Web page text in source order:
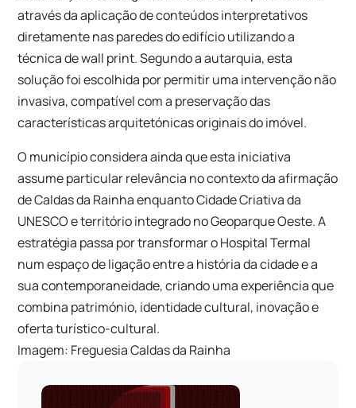
através da aplicação de conteúdos interpretativos
diretamente nas paredes do edifício utilizando a
técnica de wall print. Segundo a autarquia, esta
solução foi escolhida por permitir uma intervenção não
invasiva, compatível com a preservação das
características arquitetónicas originais do imóvel.
O município considera ainda que esta iniciativa
assume particular relevância no contexto da afirmação
de Caldas da Rainha enquanto Cidade Criativa da
UNESCO e território integrado no Geoparque Oeste. A
estratégia passa por transformar o Hospital Termal
num espaço de ligação entre a história da cidade e a
sua contemporaneidade, criando uma experiência que
combina património, identidade cultural, inovação e
oferta turístico-cultural.
Imagem: Freguesia Caldas da Rainha